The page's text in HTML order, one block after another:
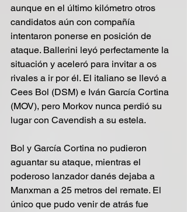
aunque en el último kilómetro otros
candidatos aún con compañía
intentaron ponerse en posición de
ataque. Ballerini leyó perfectamente la
situación y aceleró para invitar a os
rivales a ir por él. El italiano se llevó a
Cees Bol (DSM) e Iván García Cortina
(MOV), pero Morkov nunca perdió su
lugar con Cavendish a su estela.
Bol y García Cortina no pudieron
aguantar su ataque, mientras el
poderoso lanzador danés dejaba a
Manxman a 25 metros del remate. El
único que pudo venir de atrás fue